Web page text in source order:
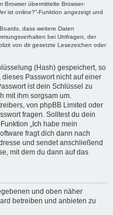
Browser übermittelte Browser-
ist online?“-Funktion angezeigt und
dass weitere Daten
bei Umfragen, der
von dir gesetzte Lesezeichen oder
(Hash) gespeichert, so
Passwort nicht auf einer
ist dein Schlüssel zu
mit ihm sorgsam um.
von phpBB Limited oder
fragen. Solltest du dein
„Ich habe mein
fragt dich dann nach
und sendet anschließend
mit dem du dann auf das
und oben näher
betreiben und anbieten zu